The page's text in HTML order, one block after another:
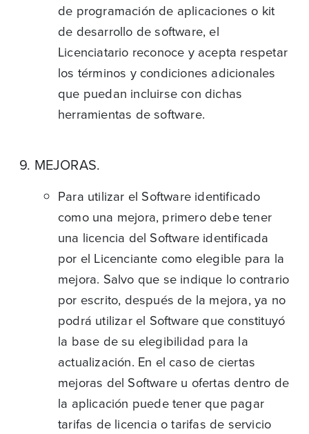
de programación de aplicaciones o kit
de desarrollo de software, el
Licenciatario reconoce y acepta respetar
los términos y condiciones adicionales
que puedan incluirse con dichas
herramientas de software.
9. MEJORAS.
Para utilizar el Software identificado
como una mejora, primero debe tener
una licencia del Software identificada
por el Licenciante como elegible para la
mejora. Salvo que se indique lo contrario
por escrito, después de la mejora, ya no
podrá utilizar el Software que constituyó
la base de su elegibilidad para la
actualización. En el caso de ciertas
mejoras del Software u ofertas dentro de
la aplicación puede tener que pagar
tarifas de licencia o tarifas de servicio